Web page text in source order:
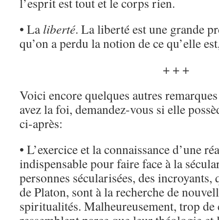
• Laliberté. La liberté est une grande
qu’on a perdu la notion de ce qu’elle
+ + +
Voici encore quelques autres
avez la foi, demandez-vous si elle
ci-après:
• L’exercice et la connaissance d’une
indispensable pour faire face à la
personnes sécularisées, des
de Platon, sont à la recherche de
spiritualités. Malheureusement, trop de